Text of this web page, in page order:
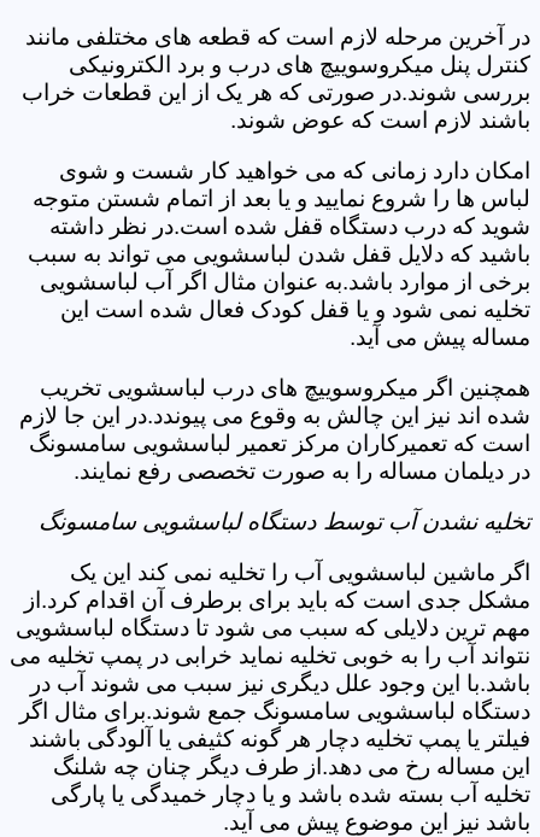
در آخرین مرحله لازم است که قطعه های مختلفی مانند
کنترل پنل میکروسوییچ های درب و برد الکترونیکی
بررسی شوند.در صورتی که هر یک از این قطعات خراب
باشند لازم است که عوض شوند.
امکان دارد زمانی که می خواهید کار شست و شوی
لباس ها را شروع نمایید و یا بعد از اتمام شستن متوجه
شوید که درب دستگاه قفل شده است.در نظر داشته
باشید که دلایل قفل شدن لباسشویی می تواند به سبب
برخی از موارد باشد.به عنوان مثال اگر آب لباسشویی
تخلیه نمی شود و یا قفل کودک فعال شده است این
مساله پیش می آید.
همچنین اگر میکروسوییچ های درب لباسشویی تخریب
شده اند نیز این چالش به وقوع می پیوندد.در این جا لازم
است که تعمیرکاران مرکز تعمیر لباسشویی سامسونگ
در دیلمان مساله را به صورت تخصصی رفع نمایند.
تخلیه نشدن آب توسط دستگاه لباسشویی سامسونگ
اگر ماشین لباسشویی آب را تخلیه نمی کند این یک
مشکل جدی است که باید برای برطرف آن اقدام کرد.از
مهم ترین دلایلی که سبب می شود تا دستگاه لباسشویی
نتواند آب را به خوبی تخلیه نماید خرابی در پمپ تخلیه می
باشد.با این وجود علل دیگری نیز سبب می شوند آب در
دستگاه لباسشویی سامسونگ جمع شوند.برای مثال اگر
فیلتر یا پمپ تخلیه دچار هر گونه کثیفی یا آلودگی باشند
این مساله رخ می دهد.از طرف دیگر چنان چه شلنگ
تخلیه آب بسته شده باشد و یا دچار خمیدگی یا پارگی
باشد نیز این موضوع پیش می آید.